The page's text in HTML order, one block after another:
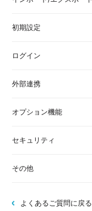
初期設定
ログイン
外部連携
オプション機能
セキュリティ
その他
よくあるご質問に戻る